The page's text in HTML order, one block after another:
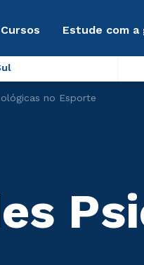
Cursos Estude com a
no Esporte